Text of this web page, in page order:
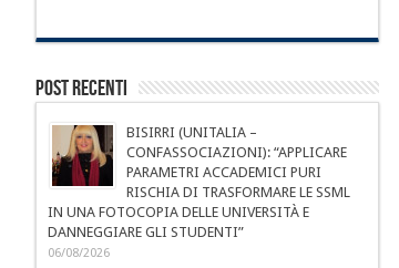
Post Recenti
BISIRRI (UNITALIA –
CONFASSOCIAZIONI): “APPLICARE
PARAMETRI ACCADEMICI PURI
RISCHIA DI TRASFORMARE LE SSML
IN UNA FOTOCOPIA DELLE UNIVERSITÀ E
DANNEGGIARE GLI STUDENTI”
06/08/2026